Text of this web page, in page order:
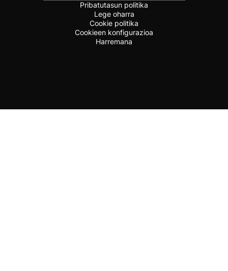
Pribatutasun politika
Lege oharra
Cookie politika
Cookieen konfigurazioa
Harremana